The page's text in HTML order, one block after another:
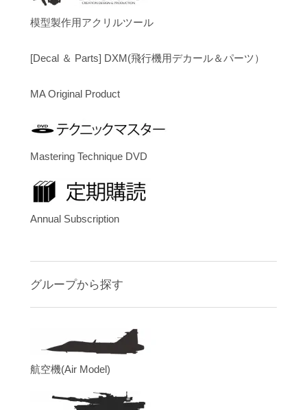
模型製作用アクリルツール
[Decal ＆ Parts] DXM(飛行機用デカール＆パーツ）
MA Original Product
Mastering Technique DVD
Annual Subscription
グループから探す
航空機(Air Model)